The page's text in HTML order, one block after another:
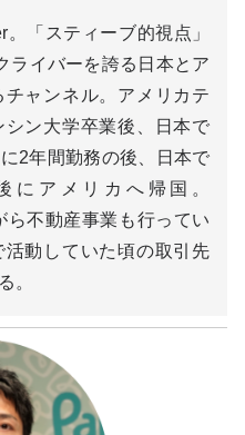
「スティーブ的視点」
ライバーを誇る日本とア
ャンネル。アメリカテ
ン大学卒業後、日本で
2年間勤務の後、日本で
にアメリカへ帰国。
ら不動産事業も行ってい
動していた頃の取引先
。